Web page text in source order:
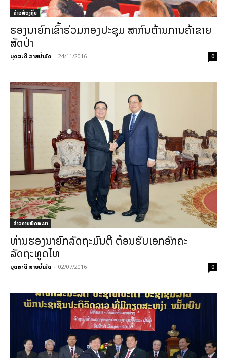
ຂ່າວທ້ອງຖິ່ນ
ຮອງນາຍົກເຂົ້າຮ່ວມກອງປະຊຸມ ສາກົນຕ້ານການຄ້າຂາຍ
ສັດປ່າ
ບຸດສະດີ ສາຍນ້ຳມັດ - 24/11/2016 0
ຂ່າວການພັດທະນາ
ທ່ານຮອງນາຍົກລັດຖະມົນຕີ ຕ້ອນຮັບເອກອັກຄະ
ລັດຖະທູດໄທ
ບຸດສະດີ ສາຍນ້ຳມັດ - 02/07/2016 0